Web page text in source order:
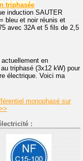
triphasée
induction SAUTER
bleu et noir réunis et
avec 32A et 5 fils de 2,5
en
triphasé (3x12 kW) pour
électrique. Voici ma
monophasé sur
: